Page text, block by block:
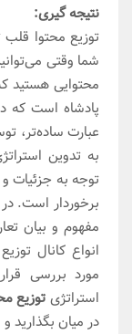
نتیجه گیری:
توزیع محتوا قلب
شما وقتی
محتوایی هستید
پادشاه است که
عبارت ساده‌تر،
به تدوین
توجه به جزئیات
برخوردار است.
مفهوم و بیان
انواع کانال
مورد بررسی
استراتژی توزیع
در میان